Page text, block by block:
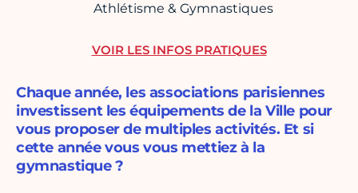
Athlétisme & Gymnastiques
Chaque année, les associations parisiennes
investissent les équipements de la Ville pour
vous proposer de multiples activités. Et si
cette année vous vous mettiez à la
gymnastique ?
VOIR LES INFOS PRATIQUES